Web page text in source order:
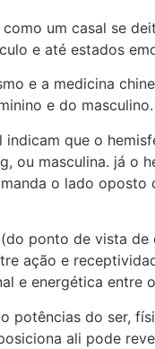
um casal se
e até estados
e a medicina
e do
que o
ou masculina. já
o lado
ponto de vista
ação e
e energética entre
potências do ser,
ali pode